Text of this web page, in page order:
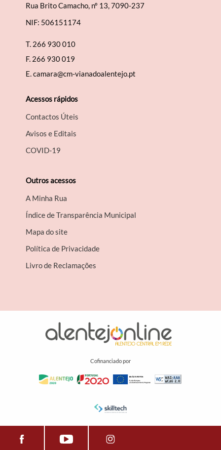
Rua Brito Camacho, nº 13, 7090-237
NIF: 506151174
T. 266 930 010
F. 266 930 019
E.camara@cm-vianadoalentejo.pt
Acessos rápidos
Contactos Úteis
Avisos e Editais
COVID-19
Outros acessos
A Minha Rua
Índice de Transparência Municipal
Mapa do site
Política de Privacidade
Livro de Reclamações
Cofinanciado por